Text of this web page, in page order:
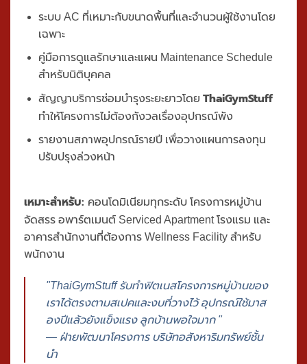
ระบบ AC ที่เหมาะกับขนาดพื้นที่และจำนวนผู้ใช้งานโดย
เฉพาะ
คู่มือการดูแลรักษาและแผน Maintenance Schedule
สำหรับนิติบุคคล
สัญญาบริการซ่อมบำรุงระยะยาวโดย ThaiGymStuff
ทำให้โครงการไม่ต้องกังวลเรื่องอุปกรณ์พัง
รายงานสภาพอุปกรณ์รายปี เพื่อวางแผนการลงทุน
ปรับปรุงล่วงหน้า
เหมาะสำหรับ: คอนโดมิเนียมทุกระดับ โครงการหมู่บ้าน
จัดสรร อพาร์ตเมนต์ Serviced Apartment โรงแรม และ
อาคารสำนักงานที่ต้องการ Wellness Facility สำหรับ
พนักงาน
"ThaiGymStuff รับทำฟิตเนสโครงการหมู่บ้านของ
เราได้ตรงตามสเปคและงบที่วางไว้ อุปกรณ์ใช้มาส
องปีแล้วยังแข็งแรง ลูกบ้านพอใจมาก "
— ฝ่ายพัฒนาโครงการ บริษัทอสังหาริมทรัพย์ชั้น
นำ